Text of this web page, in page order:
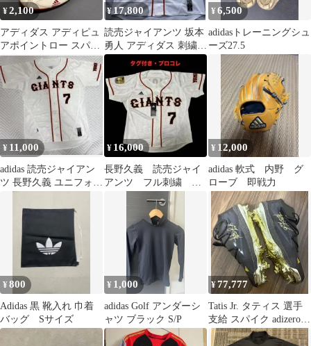
¥2,100
アディダス アディピュ
アポイントロー スパイ
ク グリップ力 負担軽減
24.5
¥17,800
読売ジャイアンツ 坂本
勇人 アディダス 刺繍
ユニフォーム
¥6,500
adidasトレーニングシュ
ーズ27.5
¥ 11,000
adidas 読売ジャイアン
ツ 長野久義 ユニフォー
¥ 16,000
長野久義 読売ジャイ
アンツ フル刺繍 プ
ロコレクション ユニ
フォーム サイズXS
¥ 12,000
adidas 軟式 内野 グ
ローブ 即戦力
¥800
Adidas 黒 靴入れ 巾着
バッグ Sサイズ
¥ 1,000
adidas Golf アンダーシ
ャツ ブラック S/P
¥77,777
Tatis Jr. タティス 選手
支給 スパイク adizero
MLB